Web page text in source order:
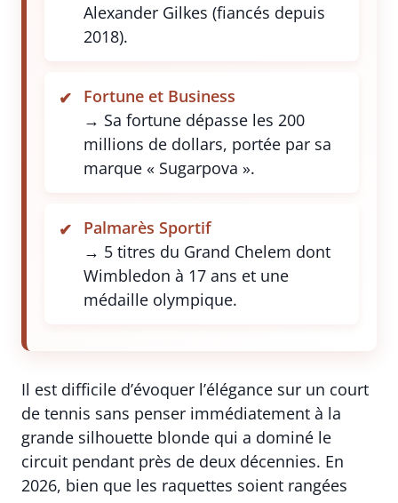
Alexander Gilkes (fiancés depuis
2018).
Fortune et Business
→ Sa fortune dépasse les 200
millions de dollars, portée par sa
marque « Sugarpova ».
Palmarès Sportif
→ 5 titres du Grand Chelem dont
Wimbledon à 17 ans et une
médaille olympique.
Il est difficile d’évoquer l’élégance sur un court
de tennis sans penser immédiatement à la
grande silhouette blonde qui a dominé le
circuit pendant près de deux décennies. En
2026, bien que les raquettes soient rangées